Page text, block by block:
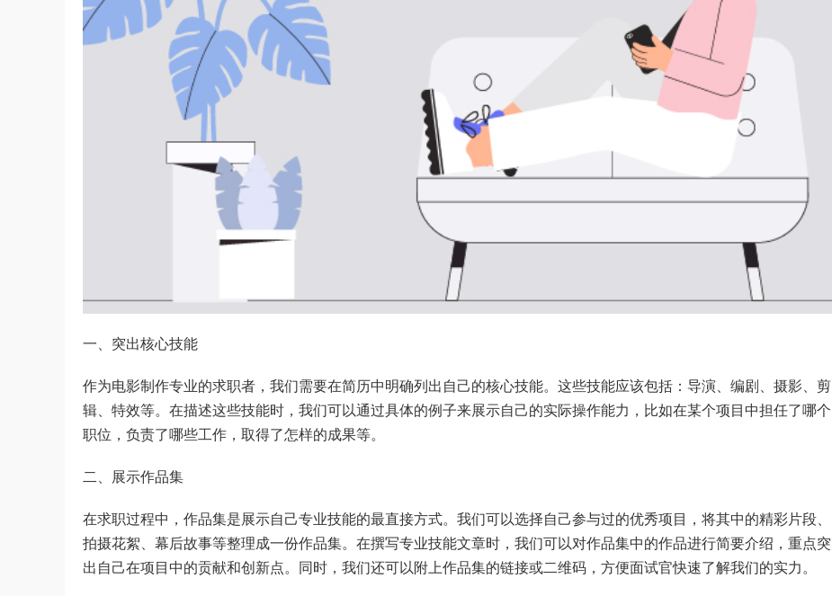
一、突出核心技能
作为电影制作专业的求职者，我们需要在简历中明确列出自己的核心技能。这些技能应该包括：导演、编剧、摄影、剪
辑、特效等。在描述这些技能时，我们可以通过具体的例子来展示自己的实际操作能力，比如在某个项目中担任了哪个
职位，负责了哪些工作，取得了怎样的成果等。
二、展示作品集
在求职过程中，作品集是展示自己专业技能的最直接方式。我们可以选择自己参与过的优秀项目，将其中的精彩片段、
拍摄花絮、幕后故事等整理成一份作品集。在撰写专业技能文章时，我们可以对作品集中的作品进行简要介绍，重点突
出自己在项目中的贡献和创新点。同时，我们还可以附上作品集的链接或二维码，方便面试官快速了解我们的实力。